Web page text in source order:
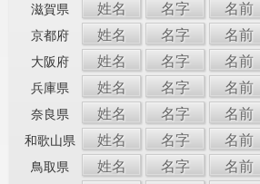
滋賀県 姓名 名字 名前
京都府 姓名 名字 名前
大阪府 姓名 名字 名前
兵庫県 姓名 名字 名前
奈良県 姓名 名字 名前
和歌山県 姓名 名字 名前
鳥取県 姓名 名字 名前